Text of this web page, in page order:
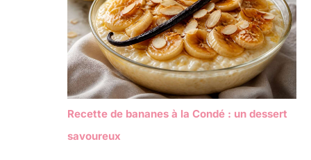
Recette de bananes à la Condé : un dessert
savoureux